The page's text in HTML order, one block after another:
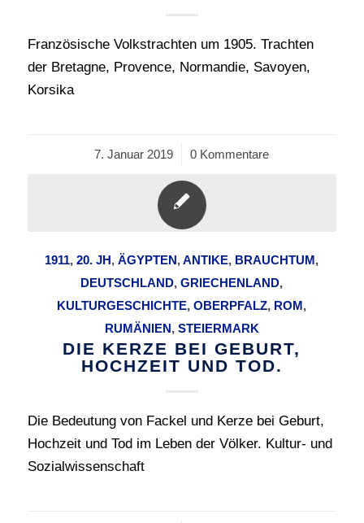
Französische Volkstrachten um 1905. Trachten
der Bretagne, Provence, Normandie, Savoyen,
Korsika
7. Januar 2019
/ 0 Kommentare
1911,20. JH,ÄGYPTEN,ANTIKE, BRAUCHTUM,
DEUTSCHLAND,GRIECHENLAND,
KULTURGESCHICHTE,OBERPFALZ, ROM,
RUMÄNIEN, STEIERMARK
DIE KERZE BEI GEBURT,
HOCHZEIT UND TOD.
Die Bedeutung von Fackel und Kerze bei Geburt,
Hochzeit und Tod im Leben der Völker. Kultur- und
Sozialwissenschaft